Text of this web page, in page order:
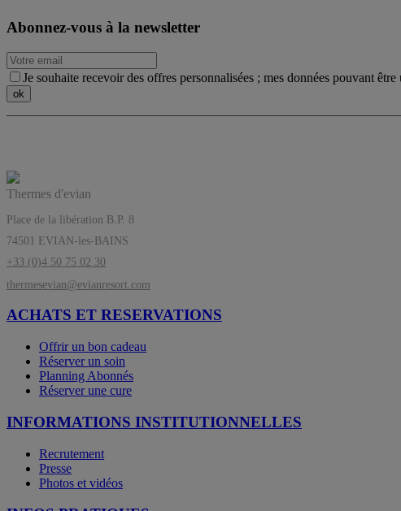
Abonnez-vous à la newsletter
Je souhaite recevoir des offres personnalisées ; mes données pouvant
Thermes d'evian
Place de la libération B.P. 8
74501 EVIAN-les-BAINS
+33 (0)4 50 75 02 30
thermesevian@evianresort.com
ACHATS ET RESERVATIONS
Offrir un bon cadeau
Réserver un soin
Planning Abonnés
Réserver une cure
INFORMATIONS INSTITUTIONNELLES
Recrutement
Presse
Photos et vidéos